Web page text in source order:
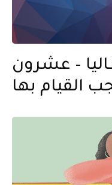
– عشرون
القيام بها